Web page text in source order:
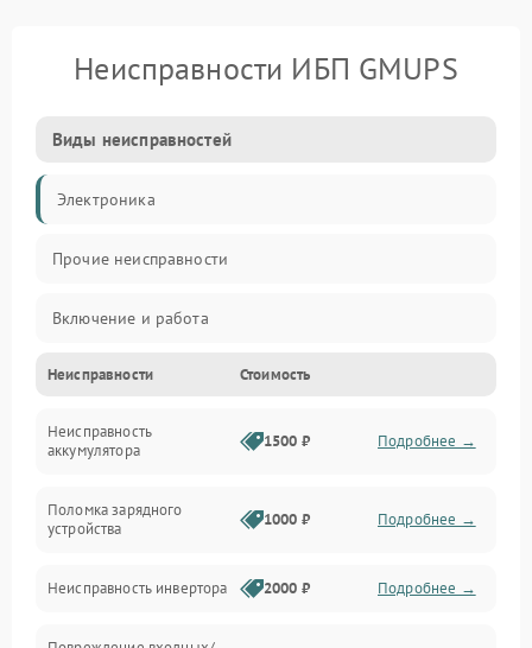
Неисправности ИБП GMUPS
Виды неисправностей
Электроника
Прочие неисправности
Включение и работа
Работа с нагрузкой
Звук и индикация
Неисправности Стоимость
Неисправность
аккумулятора
1500 ₽ Подробнее →
Поломка зарядного
устройства
1000 ₽ Подробнее →
Неисправность инвертора 2000 ₽ Подробнее →